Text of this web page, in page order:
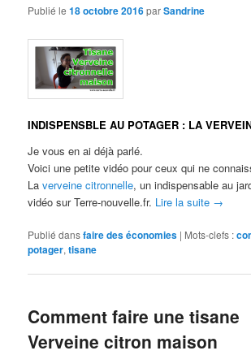
Publié le18 octobre 2016parSandrine
INDISPENSBLE AU POTAGER : LA
Je vous en ai déjà parlé.
Voici une petite vidéo pour ceux qui ne
Laverveine citronnelle, un indispensable au
vidéo sur Terre-nouvelle.fr. Lire la suite →
Publié dansfaire des économies | Mots-clefs :
potager,tisane
Comment faire une tisane
Verveine citron maison